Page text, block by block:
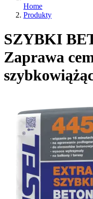
Home
Produkty
SZYBKI
Zaprawa